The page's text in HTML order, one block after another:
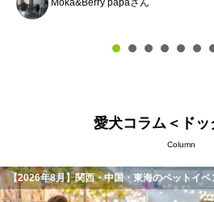
愛犬コラム＜ドッ
Column
【2026年8月】関西・中国・東海のペットイ